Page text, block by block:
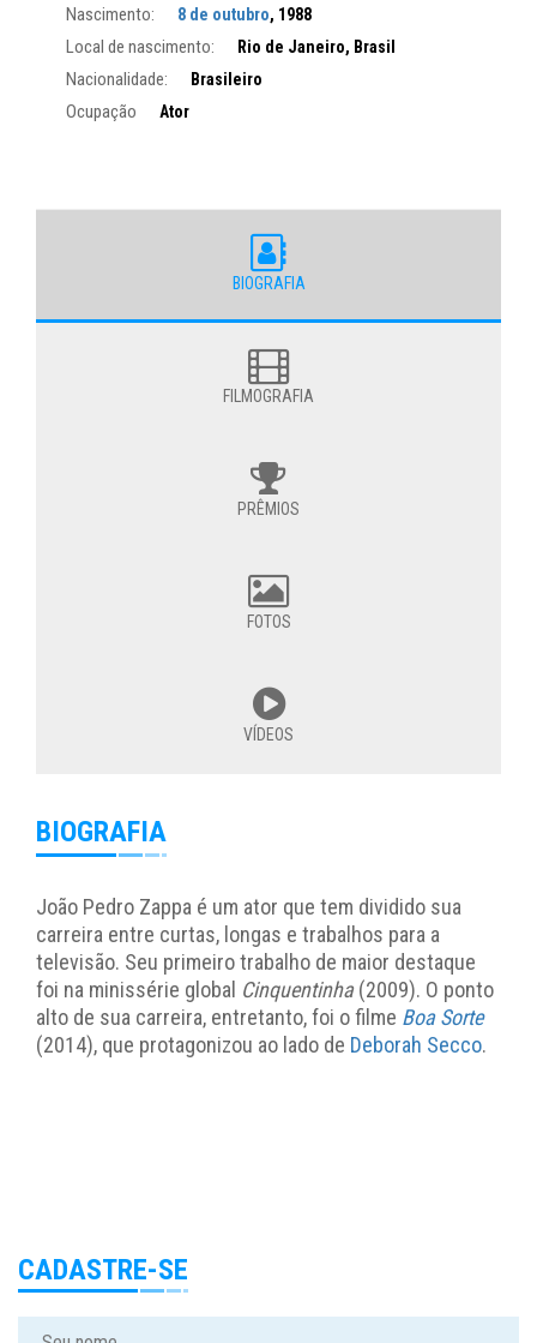
Nascimento: 8 de outubro, 1988
Local de nascimento: Rio de Janeiro, Brasil
Nacionalidade: Brasileiro
Ocupação Ator
BIOGRAFIA
FILMOGRAFIA
PRÊMIOS
FOTOS
VÍDEOS
BIOGRAFIA
João Pedro Zappa é um ator que tem dividido sua
carreira entre curtas, longas e trabalhos para a
televisão. Seu primeiro trabalho de maior destaque
foi na minissérie global Cinquentinha(2009). O ponto
alto de sua carreira, entretanto, foi o filme Boa Sorte
(2014), que protagonizou ao lado de Deborah Secco.
CADASTRE-SE